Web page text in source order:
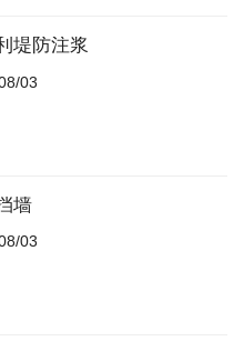
堤防注浆
03
墙
03